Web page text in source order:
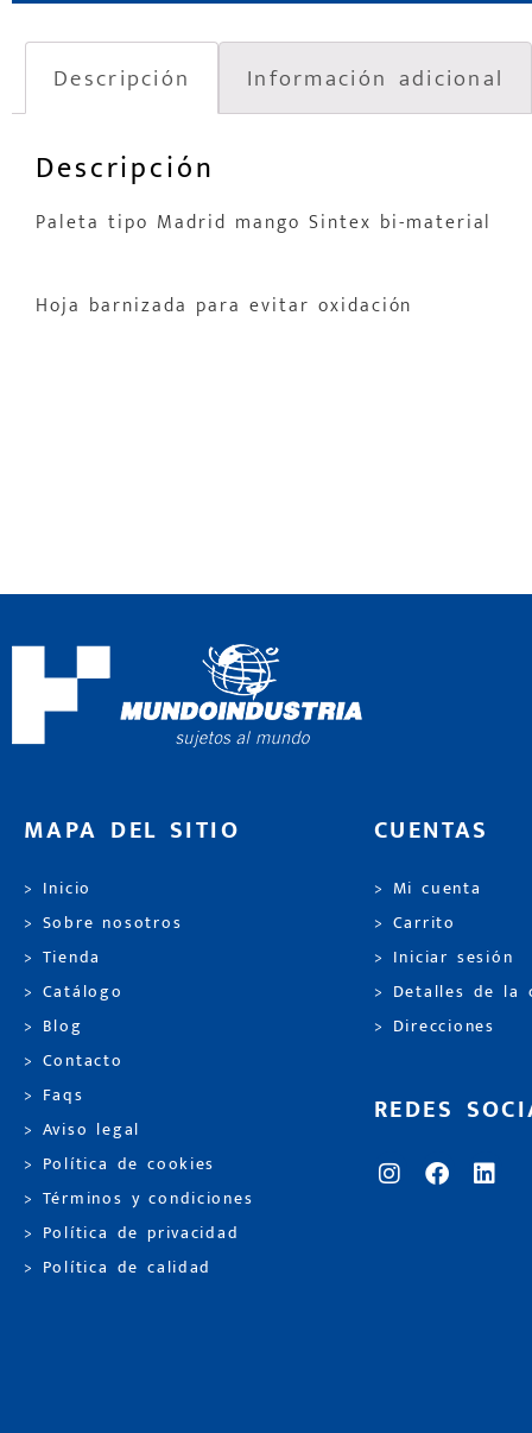
Descripción Información adicional
Descripción
Paleta tipo Madrid mango Sintex bi-material
Hoja barnizada para evitar oxidación
MAPA DEL SITIO
> Inicio
> Sobre nosotros
> Tienda
> Catálogo
> Blog
> Contacto
> Faqs
> Aviso legal
> Política de cookies
> Términos y condiciones
> Política de privacidad
> Política de calidad
CUENTAS
> Mi cuenta
> Carrito
> Iniciar sesión
> Detalles de la
> Direcciones
REDES